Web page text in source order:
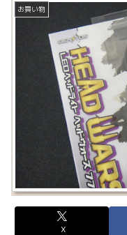
お買い物
X